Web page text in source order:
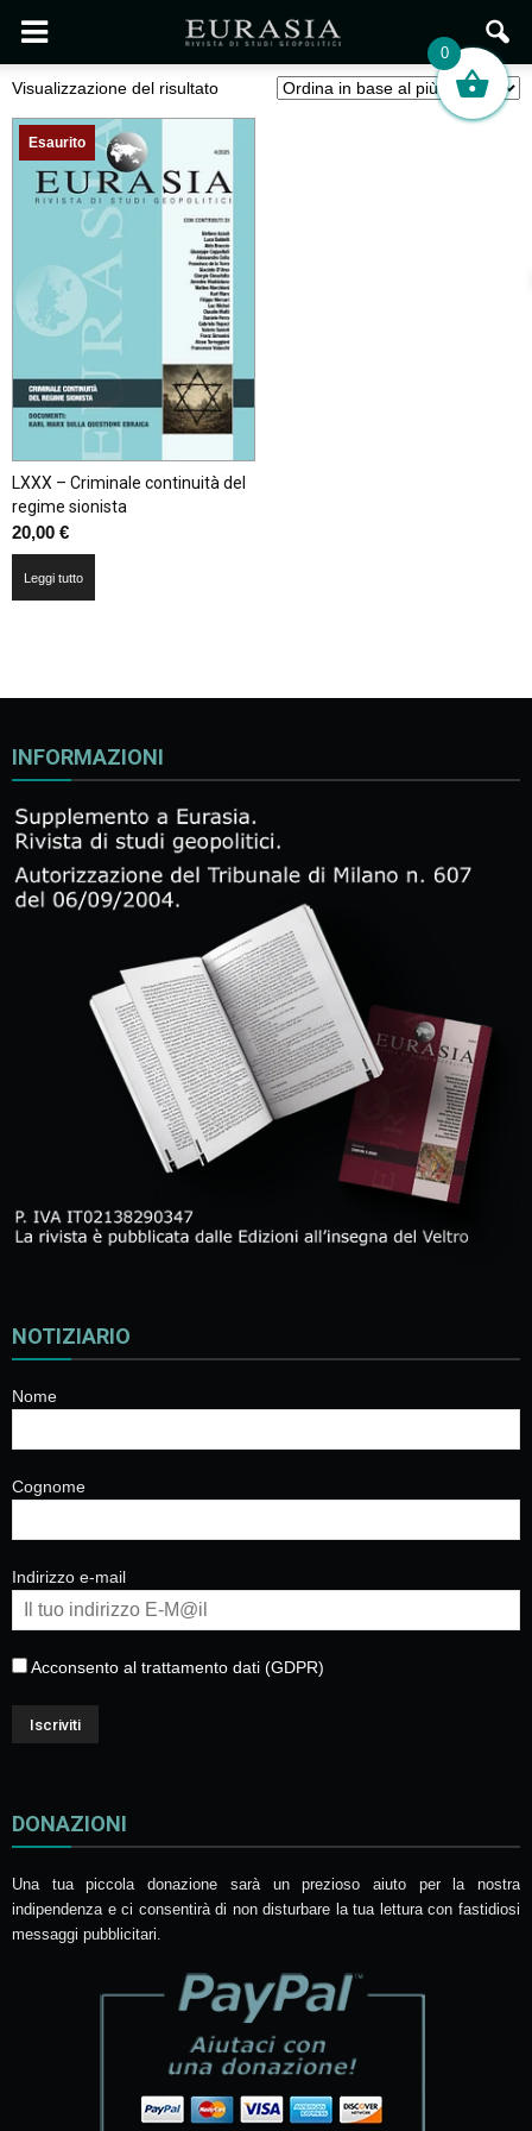
Visualizzazione del risultato
Esaurito
LXXX – Criminale continuità del
regime sionista
20,00 €
Leggi tutto
INFORMAZIONI
NOTIZIARIO
Nome
Cognome
Indirizzo e-mail
Acconsento al trattamento dati (GDPR)
DONAZIONI
Una tua piccola donazione sarà un prezioso aiuto per la nostra
indipendenza e ci consentirà di non disturbare la tua lettura con fastidiosi
messaggi pubblicitari.
0